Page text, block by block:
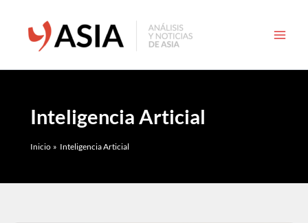
contenido
Inteligencia Articial
Inicio Inteligencia Articial